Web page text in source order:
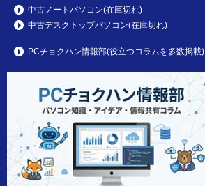
中古ノートパソコン(在庫切れ)
中古デスクトップパソコン(在庫切れ)
PCチョクハン情報部(役立つコラムを多数掲載)